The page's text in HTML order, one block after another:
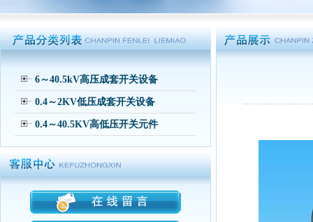
6～40.5kV高压成套开关设备
0.4～2KV低压成套开关设备
0.4～40.5KV高低压开关元件